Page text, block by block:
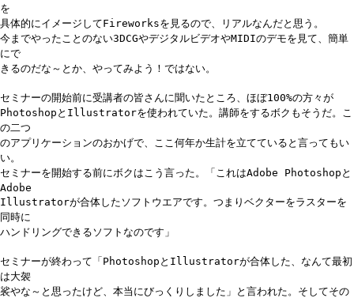
を
具体的にイメージしてFireworksを見るので、リアルなんだと思う。
今までやったことのない3DCGやデジタルビデオやMIDIのデモを見て、簡単
にで
きるのだな～とか、やってみよう！ではない。
セミナーの開始前に受講者の皆さんに聞いたところ、ほぼ100%の方々が
PhotoshopとIllustratorを使われていた。講師をするボクもそうだ。こ
の二つ
のアプリケーションのおかげで、ここ何年か生計を立てていると言ってもい
い。
セミナーを開始する前にボクはこう言った。「これはAdobe Photoshopと
Adobe
Illustratorが合体したソフトウエアです。つまりベクターをラスターを
同時に
ハンドリングできるソフトなのです」
セミナーが終わって「PhotoshopとIllustratorが合体した、なんて最初
は大袈
裟やな～と思ったけど、本当にびっくりしました」と言われた。そしてその